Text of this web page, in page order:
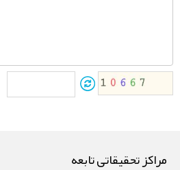
مراکز تحقیقاتی تابعه